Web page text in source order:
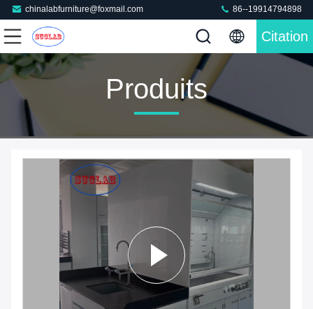
chinalabfurniture@foxmail.com 86--19914794898
Citation
Produits